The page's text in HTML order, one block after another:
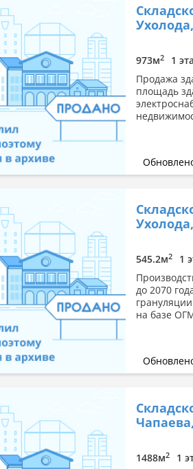
973м2
1
Продажа
площадь
545.2м2
1
до 2070
на базе
1488м2 1